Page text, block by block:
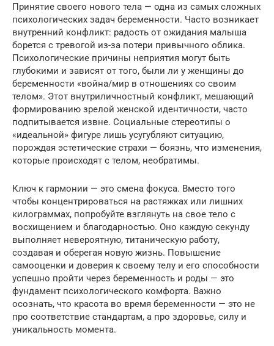
Принятие своего нового тела — одна из самых сложных
психологических задач беременности. Часто возникает
внутренний конфликт: радость от ожидания малыша
борется с тревогой из-за потери привычного облика.
Психологические причины неприятия могут быть
глубокими и зависят от того, были ли у женщины до
беременности «война/мир в отношениях со своим
телом». Этот внутриличностный конфликт, мешающий
формированию зрелой женской идентичности, часто
подпитывается извне. Социальные стереотипы о
«идеальной» фигуре лишь усугубляют ситуацию,
порождая эстетические страхи — боязнь, что изменения,
которые происходят с телом, необратимы.
Ключ к гармонии — это смена фокуса. Вместо того
чтобы концентрироваться на растяжках или лишних
килограммах, попробуйте взглянуть на свое тело с
восхищением и благодарностью. Оно каждую секунду
выполняет невероятную, титаническую работу,
создавая и оберегая новую жизнь. Повышение
самооценки и доверия к своему телу и его способности
успешно пройти через беременность и роды — это
фундамент психологического комфорта. Важно
осознать, что красота во время беременности — это не
про соответствие стандартам, а про здоровье, силу и
уникальность момента.